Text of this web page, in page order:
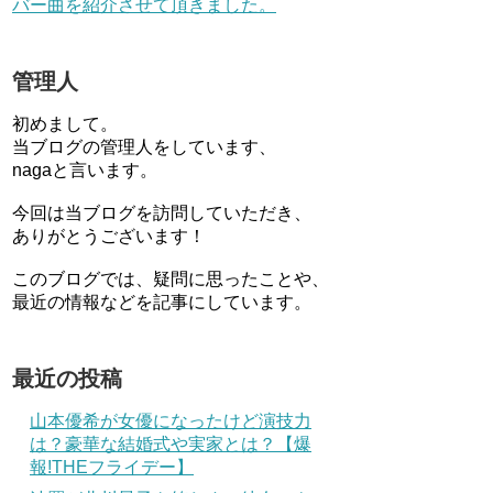
バー曲を紹介させて頂きました。
管理人
初めまして。
当ブログの管理人をしています、
nagaと言います。
今回は当ブログを訪問していただき、
ありがとうございます！
このブログでは、疑問に思ったことや、
最近の情報などを記事にしています。
最近の投稿
山本優希が女優になったけど演技力
は？豪華な結婚式や実家とは？【爆
報!THEフライデー】